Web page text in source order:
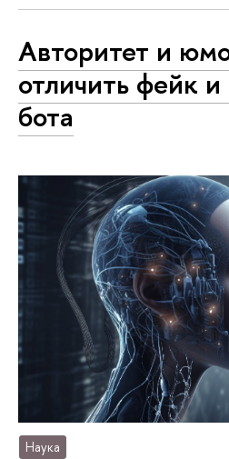
Авторитет и
отличить фейк
бота
Наука